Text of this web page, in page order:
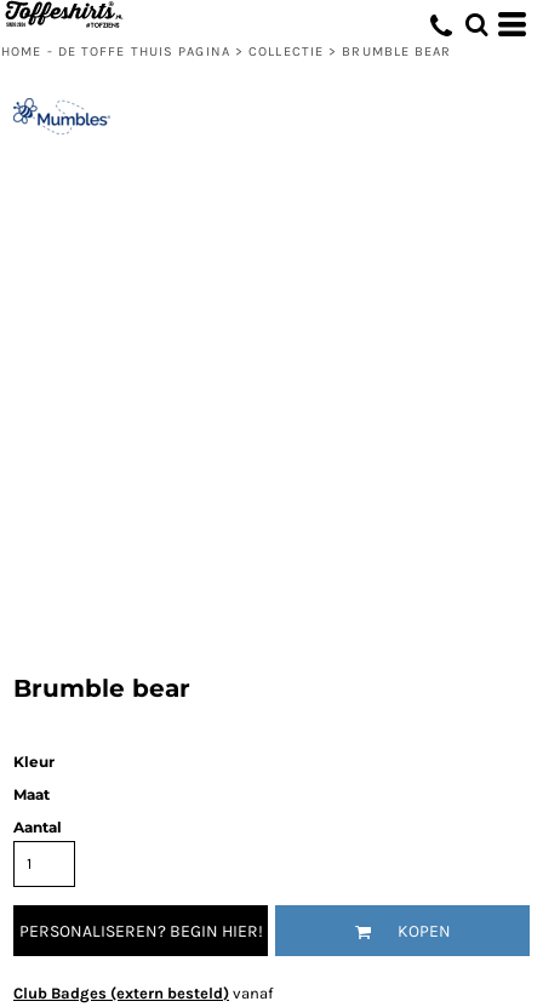
HOME - DE TOFFE THUIS PAGINA > COLLECTIE > BRUMBLE BEAR
Brumble bear
Kleur
Maat
Aantal
PERSONALISEREN? BEGIN HIER! KOPEN
Club Badges (extern besteld) vanaf